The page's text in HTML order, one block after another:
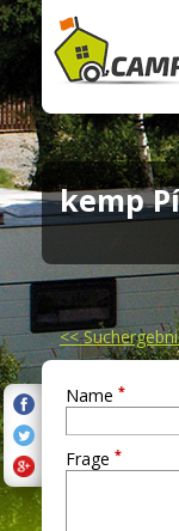
kemp
<<
Name *
Frage *